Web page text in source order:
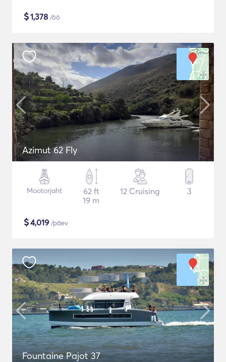
$1,378 /öö
Azimut 62 Fly
Mootorjaht
62 ft
19 m
12 Cruising 3
$4,019 /päev
Fountaine Pajot 37